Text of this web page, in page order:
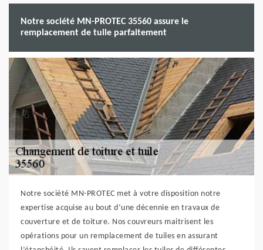
Notre société MN-PROTEC 35560 assure le
remplacement de tuile parfaitement
Notre société MN-PROTEC met à votre disposition notre
expertise acquise au bout d’une décennie en travaux de
couverture et de toiture. Nos couvreurs maitrisent les
opérations pour un remplacement de tuiles en assurant